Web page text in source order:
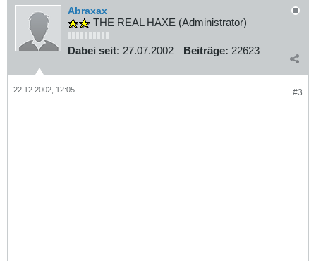
Abraxax
THE REAL HAXE (Administrator)
Dabei seit: 27.07.2002 Beiträge: 22623
#3
22.12.2002, 12:05